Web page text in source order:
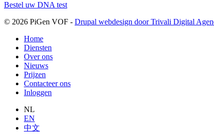
Bestel uw DNA test
© 2026 PiGen VOF - Drupal webdesign door Trivali Digital
Home
Diensten
Over ons
Nieuws
Prijzen
Contacteer ons
Inloggen
NL
EN
中文